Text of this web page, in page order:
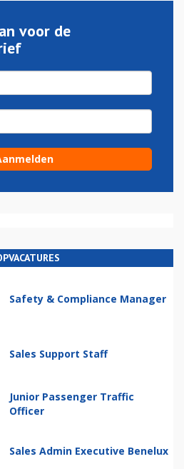
voor de
Safety & Compliance Manager
Sales Support Staff
Junior Passenger Traffic
Officer
Sales Admin Executive Benelux